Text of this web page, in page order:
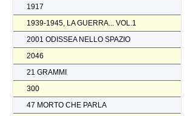
1917
1939-1945, LA GUERRA... VOL.1
2001 ODISSEA NELLO SPAZIO
2046
21 GRAMMI
300
47 MORTO CHE PARLA